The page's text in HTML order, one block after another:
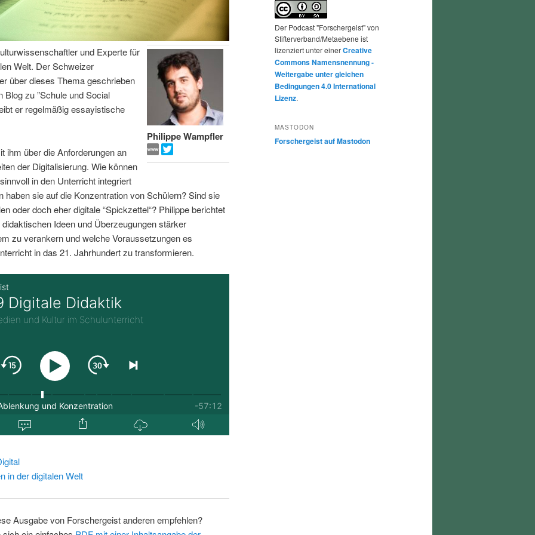
Philippe Wampfler
und Experte für
Welt. Der Schweizer
über dieses Thema geschrieben
Blog zu ”Schule und Social
er regelmäßig essayistische
ihm über die Anforderungen an
der Digitalisierung. Wie können
in den Unterricht integriert
haben sie auf die Konzentration von Schülern? Sind sie
oder doch eher digitale “Spickzettel“? Philippe berichtet
Ideen und Überzeugungen stärker
zu verankern und welche Voraussetzungen es
in das 21. Jahrhundert zu transformieren.
in der digitalen Welt
Ausgabe von Forschergeist anderen empfehlen?
Der Podcast "Forschergeist" von
Stifterverband/Metaebene ist
lizenziert unter einerCreative
Commons Namensnennung -
Weitergabe unter gleichen
Bedingungen 4.0 International
Lizenz.
MASTODON
Forschergeist auf Mastodon